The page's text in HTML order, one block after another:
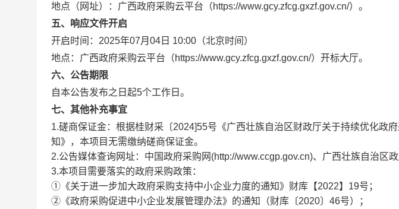
地点（网址）： 广西政府采购云平台（https://www.gcy.zfcg.gxzf.gov.cn/）。
五、响应文件开启
开启时间： 2025年07月04日 10:00 （北京时间）
地点： 广西政府采购云平台（https://www.gcy.zfcg.gxzf.gov.cn/）开标大厅。
六、公告期限
自本公告发布之日起5个工作日。
七、其他补充事宜
1.磋商保证金：根据桂财采〔2024]55号《广西壮族自治区财政厅关于持续优化政
知》，本项目无需缴纳磋商保证金。
2.公告媒体查询网址：中国政府采购网(http://www.ccgp.gov.cn)、广西壮族自治区
3.本项目需要落实的政府采购政策：
①《关于进一步加大政府采购支持中小企业力度的通知》财库【2022】19号；
②《政府采购促进中小企业发展管理办法》的通知（财库〔2020〕46号）；